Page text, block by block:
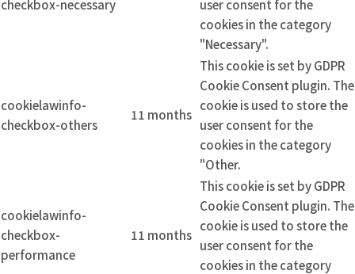
checkbox-necessary
user consent for the
cookies in the category
"Necessary".
cookielawinfo-
checkbox-others
11 months
This cookie is set by GDPR
Cookie Consent plugin. The
cookie is used to store the
user consent for the
cookies in the category
"Other.
cookielawinfo-
checkbox-
performance
11 months
This cookie is set by GDPR
Cookie Consent plugin. The
cookie is used to store the
user consent for the
cookies in the category